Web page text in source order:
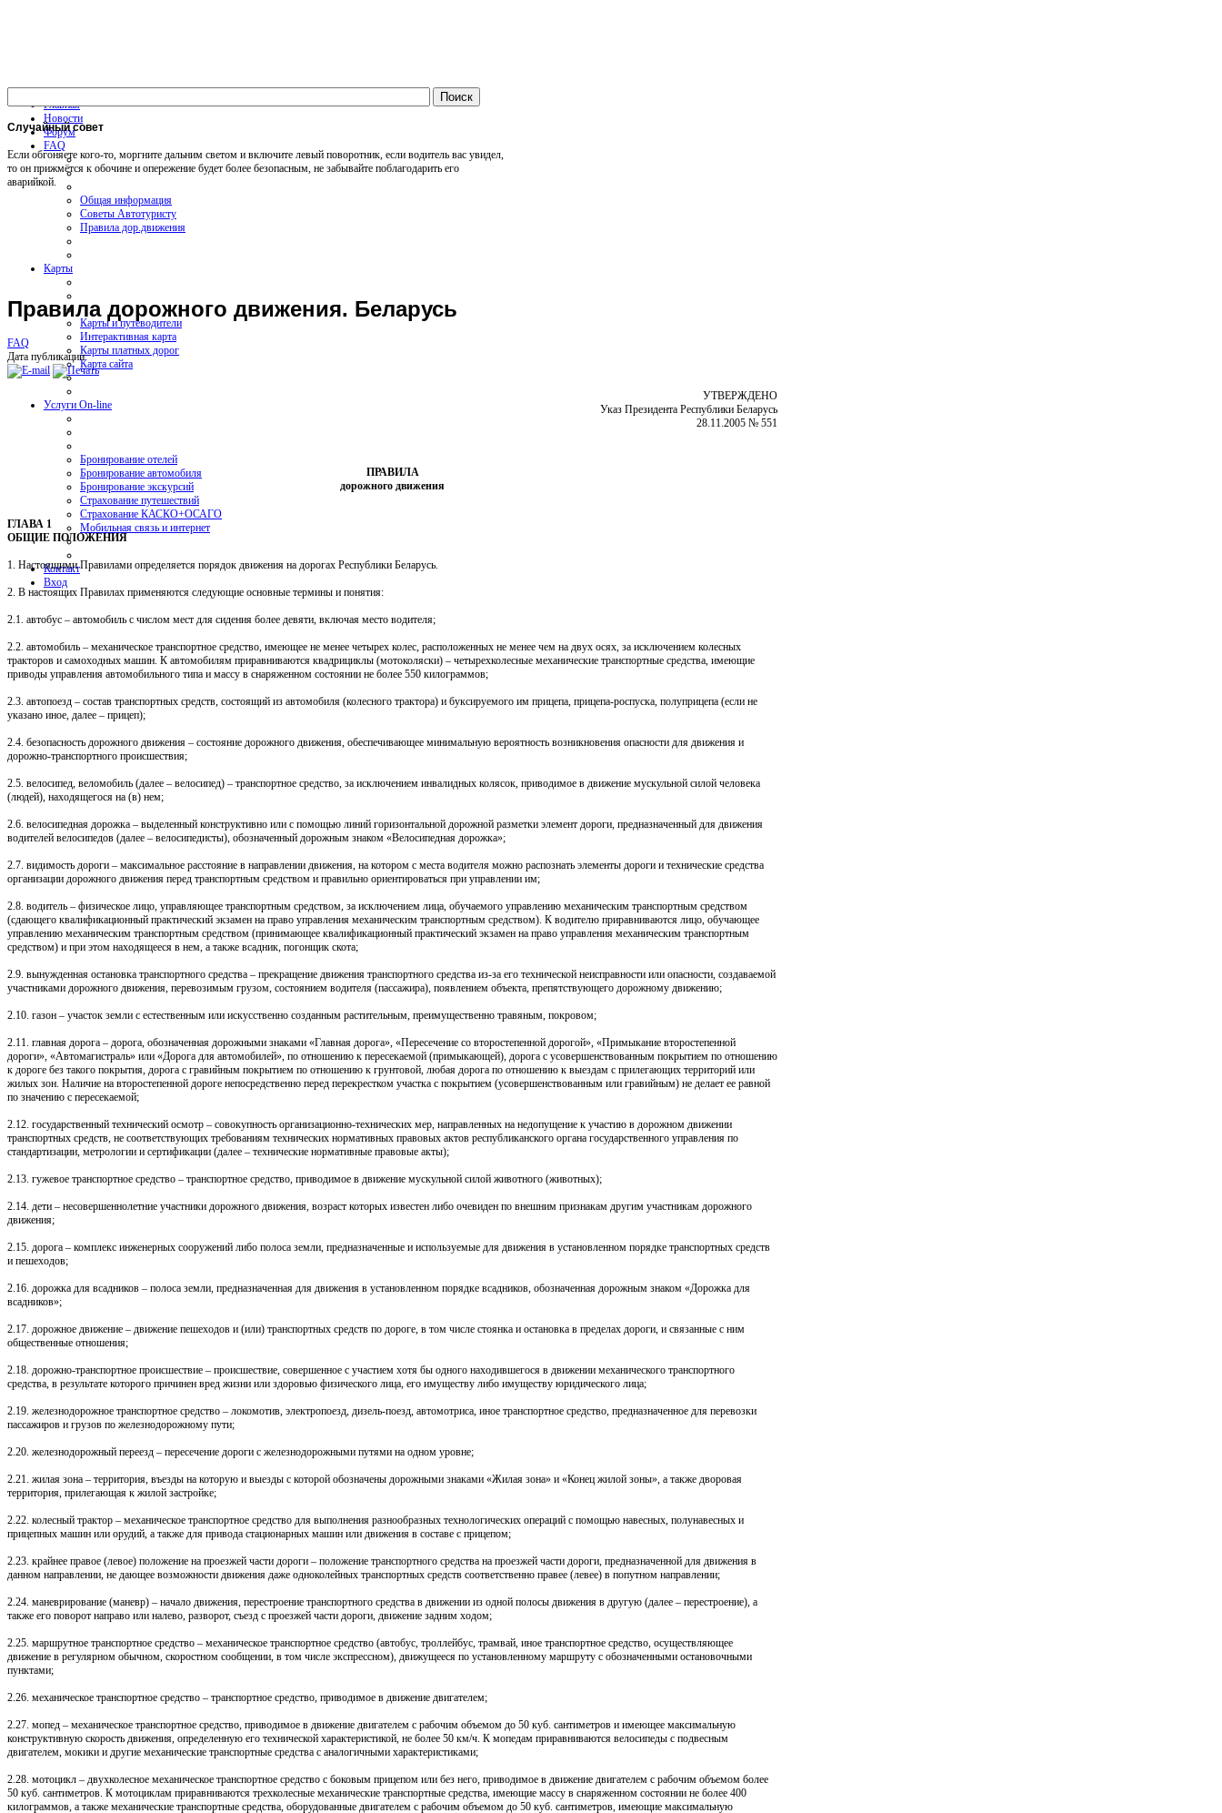
Главная
Новости
Форум
FAQ
Общая информация
Советы Автотуристу
Правила дор.движения
Карты
Карты и путеводители
Интерактивная карта
Карты платных дорог
Карта сайта
Услуги On-line
Бронирование отелей
Бронирование автомобиля
Бронирование экскурсий
Страхование путешествий
Страхование КАСКО+ОСАГО
Мобильная связь и интернет
Контакт
Вход
Случайныйсовет
Если обгоняете кого-то, моргните дальним светом и включите левый поворотник, если водитель вас увидел,
то он прижмётся к обочине и опережение будет более безопасным, не забывайте поблагодарить его
аварийкой.
Правила дорожного движения. Беларусь
FAQ
Дата публикации
УТВЕРЖДЕНО
Указ Президента Республики Беларусь
28.11.2005 № 551
ПРАВИЛА
дорожного движения
ГЛАВА 1
ОБЩИЕ ПОЛОЖЕНИЯ
1. Настоящими Правилами определяется порядок движения на дорогах Республики Беларусь.
2. В настоящих Правилах применяются следующие основные термины и понятия:
2.1. автобус – автомобиль с числом мест для сидения более девяти, включая место водителя;
2.2. автомобиль – механическое транспортное средство, имеющее не менее четырех колес, расположенных не менее чем на двух осях, за исключением колесных
тракторов и самоходных машин. К автомобилям приравниваются квадрициклы (мотоколяски) – четырехколесные механические транспортные средства, имеющие
приводы управления автомобильного типа и массу в снаряженном состоянии не более 550 килограммов;
2.3. автопоезд – состав транспортных средств, состоящий из автомобиля (колесного трактора) и буксируемого им прицепа, прицепа-роспуска, полуприцепа (если не
указано иное, далее – прицеп);
2.4. безопасность дорожного движения – состояние дорожного движения, обеспечивающее минимальную вероятность возникновения опасности для движения и
дорожно-транспортного происшествия;
2.5. велосипед, веломобиль (далее – велосипед) – транспортное средство, за исключением инвалидных колясок, приводимое в движение мускульной силой человека
(людей), находящегося на (в) нем;
2.6. велосипедная дорожка – выделенный конструктивно или с помощью линий горизонтальной дорожной разметки элемент дороги, предназначенный для движения
водителей велосипедов (далее – велосипедисты), обозначенный дорожным знаком «Велосипедная дорожка»;
2.7. видимость дороги – максимальное расстояние в направлении движения, на котором с места водителя можно распознать элементы дороги и технические средства
организации дорожного движения перед транспортным средством и правильно ориентироваться при управлении им;
2.8. водитель – физическое лицо, управляющее транспортным средством, за исключением лица, обучаемого управлению механическим транспортным средством
(сдающего квалификационный практический экзамен на право управления механическим транспортным средством). К водителю приравниваются лицо, обучающее
управлению механическим транспортным средством (принимающее квалификационный практический экзамен на право управления механическим транспортным
средством) и при этом находящееся в нем, а также всадник, погонщик скота;
2.9. вынужденная остановка транспортного средства – прекращение движения транспортного средства из-за его технической неисправности или опасности, создаваемой
участниками дорожного движения, перевозимым грузом, состоянием водителя (пассажира), появлением объекта, препятствующего дорожному движению;
2.10. газон – участок земли с естественным или искусственно созданным растительным, преимущественно травяным, покровом;
2.11. главная дорога – дорога, обозначенная дорожными знаками «Главная дорога», «Пересечение со второстепенной дорогой», «Примыкание второстепенной
дороги», «Автомагистраль» или «Дорога для автомобилей», по отношению к пересекаемой (примыкающей), дорога с усовершенствованным покрытием по отношению
к дороге без такого покрытия, дорога с гравийным покрытием по отношению к грунтовой, любая дорога по отношению к выездам с прилегающих территорий или
жилых зон. Наличие на второстепенной дороге непосредственно перед перекрестком участка с покрытием (усовершенствованным или гравийным) не делает ее равной
по значению с пересекаемой;
2.12. государственный технический осмотр – совокупность организационно-технических мер, направленных на недопущение к участию в дорожном движении
транспортных средств, не соответствующих требованиям технических нормативных правовых актов республиканского органа государственного управления по
стандартизации, метрологии и сертификации (далее – технические нормативные правовые акты);
2.13. гужевое транспортное средство – транспортное средство, приводимое в движение мускульной силой животного (животных);
2.14. дети – несовершеннолетние участники дорожного движения, возраст которых известен либо очевиден по внешним признакам другим участникам дорожного
движения;
2.15. дорога – комплекс инженерных сооружений либо полоса земли, предназначенные и используемые для движения в установленном порядке транспортных средств
и пешеходов;
2.16. дорожка для всадников – полоса земли, предназначенная для движения в установленном порядке всадников, обозначенная дорожным знаком «Дорожка для
всадников»;
2.17. дорожное движение – движение пешеходов и (или) транспортных средств по дороге, в том числе стоянка и остановка в пределах дороги, и связанные с ним
общественные отношения;
2.18. дорожно-транспортное происшествие – происшествие, совершенное с участием хотя бы одного находившегося в движении механического транспортного
средства, в результате которого причинен вред жизни или здоровью физического лица, его имуществу либо имуществу юридического лица;
2.19. железнодорожное транспортное средство – локомотив, электропоезд, дизель-поезд, автомотриса, иное транспортное средство, предназначенное для перевозки
пассажиров и грузов по железнодорожному пути;
2.20. железнодорожный переезд – пересечение дороги с железнодорожными путями на одном уровне;
2.21. жилая зона – территория, въезды на которую и выезды с которой обозначены дорожными знаками «Жилая зона» и «Конец жилой зоны», а также дворовая
территория, прилегающая к жилой застройке;
2.22. колесный трактор – механическое транспортное средство для выполнения разнообразных технологических операций с помощью навесных, полунавесных и
прицепных машин или орудий, а также для привода стационарных машин или движения в составе с прицепом;
2.23. крайнее правое (левое) положение на проезжей части дороги – положение транспортного средства на проезжей части дороги, предназначенной для движения в
данном направлении, не дающее возможности движения даже одноколейных транспортных средств соответственно правее (левее) в попутном направлении;
2.24. маневрирование (маневр) – начало движения, перестроение транспортного средства в движении из одной полосы движения в другую (далее – перестроение), а
также его поворот направо или налево, разворот, съезд с проезжей части дороги, движение задним ходом;
2.25. маршрутное транспортное средство – механическое транспортное средство (автобус, троллейбус, трамвай, иное транспортное средство, осуществляющее
движение в регулярном обычном, скоростном сообщении, в том числе экспрессном), движущееся по установленному маршруту с обозначенными остановочными
пунктами;
2.26. механическое транспортное средство – транспортное средство, приводимое в движение двигателем;
2.27. мопед – механическое транспортное средство, приводимое в движение двигателем с рабочим объемом до 50 куб. сантиметров и имеющее максимальную
конструктивную скорость движения, определенную его технической характеристикой, не более 50 км/ч. К мопедам приравниваются велосипеды с подвесным
двигателем, мокики и другие механические транспортные средства с аналогичными характеристиками;
2.28. мотоцикл – двухколесное механическое транспортное средство с боковым прицепом или без него, приводимое в движение двигателем с рабочим объемом более
50 куб. сантиметров. К мотоциклам приравниваются трехколесные механические транспортные средства, имеющие массу в снаряженном состоянии не более 400
килограммов, а также механические транспортные средства, оборудованные двигателем с рабочим объемом до 50 куб. сантиметров, имеющие максимальную